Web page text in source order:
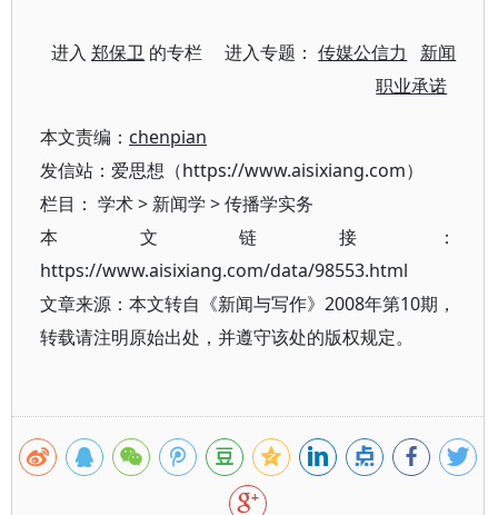
进入郑保卫 的专栏 进入专题：传媒公信力
新闻
职业承诺
本文责编： chenpian
发信站：爱思想（https://www.aisixiang.com）
栏目： 学术> 新闻学 >传播学实务
本文链接：
https://www.aisixiang.com/data/98553.html
文章来源：本文转自《新闻与写作》2008年第10期，
转载请注明原始出处，并遵守该处的版权规定。